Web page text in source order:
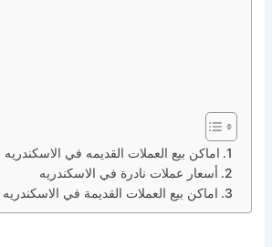
اماكن بيع العملات القديمه في الاسكندريه
أسعار عملات نادرة في الاسكندريه
اماكن بيع العملات القديمة في الاسكندريه